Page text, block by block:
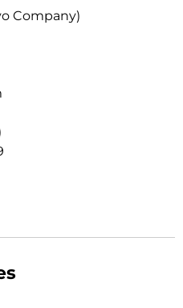
Mit dem neuen moto g67
Licht.
Company)